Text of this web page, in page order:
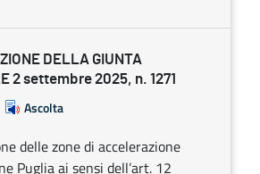
DELLA GIUNTA
2 settembre 2025, n. 1271
Ascolta
delle zone di accelerazione
Puglia ai sensi dell’art. 12